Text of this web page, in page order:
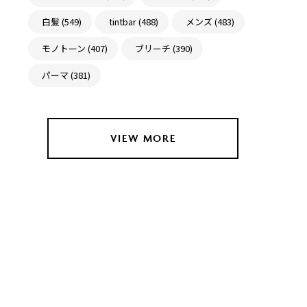
白髪 (549) tintbar (488) メンズ (483)
モノトーン (407) ブリーチ (390)
パーマ (381)
VIEW MORE